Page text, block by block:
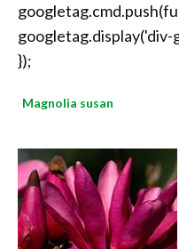
});
Magnolia susan